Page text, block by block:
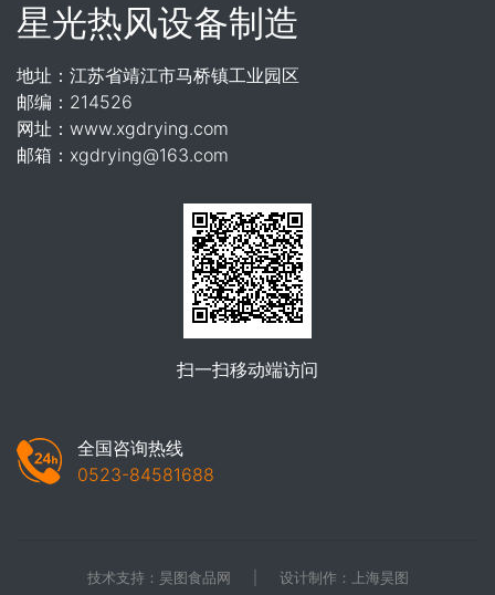
星光热风设备制造
地址：江苏省靖江市马桥镇工业园区
邮编：214526
网址：www.xgdrying.com
邮箱：xgdrying@163.com
扫一扫移动端访问
全国咨询热线
0523-84581688
技术支持： 昊图食品网 设计制作： 上海昊图